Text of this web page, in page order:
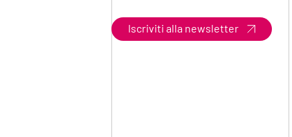
Iscriviti alla newsletter